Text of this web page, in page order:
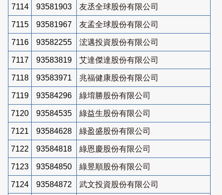
7114 93581903 友丞全球股份有限公司
7115 93581967 友孟全球股份有限公司
7116 93582255 浤邁投資股份有限公司
7117 93583819 艾達傑達股份有限公司
7118 93583971 兆福健康股份有限公司
7119 93584296 綠堉勝股份有限公司
7120 93584535 綠益生股份有限公司
7121 93584628 綠盈盛股份有限公司
7122 93584818 綠恩慶股份有限公司
7123 93584850 綠昱順股份有限公司
7124 93584872 武文投資股份有限公司